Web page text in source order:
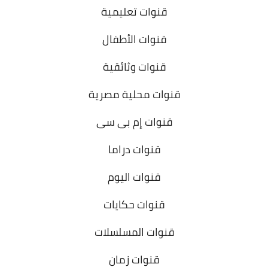
قنوات تعليمية
قنوات الأطفال
قنوات وثائقية
قنوات محلية مصرية
قنوات إم بى سى
قنوات دراما
قنوات اليوم
قنوات حكايات
قنوات المسلسلات
قنوات زمان